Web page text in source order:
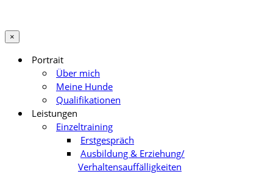
×
Portrait
Über mich
Meine Hunde
Qualifikationen
Leistungen
Einzeltraining
Erstgespräch
Ausbildung & Erziehung/
Verhaltensauffälligkeiten